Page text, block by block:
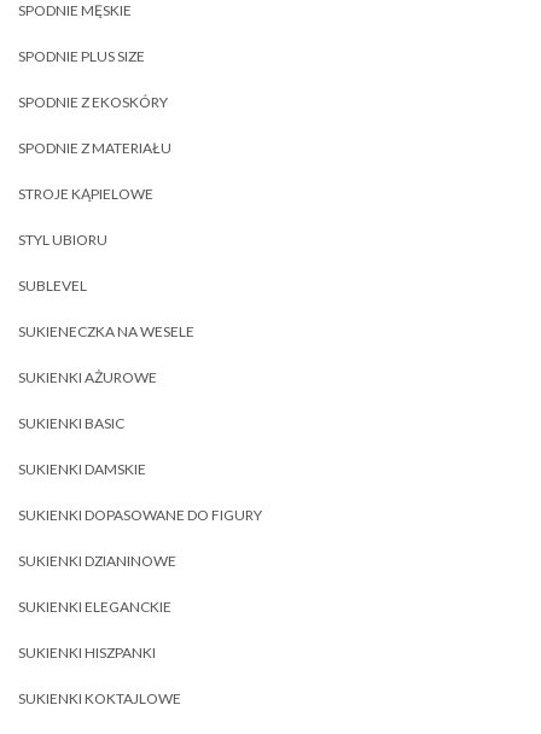
SPODNIE MĘSKIE
SPODNIE PLUS SIZE
SPODNIE Z EKOSKÓRY
SPODNIE Z MATERIAŁU
STROJE KĄPIELOWE
STYL UBIORU
SUBLEVEL
SUKIENECZKA NA WESELE
SUKIENKI AŻUROWE
SUKIENKI BASIC
SUKIENKI DAMSKIE
SUKIENKI DOPASOWANE DO FIGURY
SUKIENKI DZIANINOWE
SUKIENKI ELEGANCKIE
SUKIENKI HISZPANKI
SUKIENKI KOKTAJLOWE